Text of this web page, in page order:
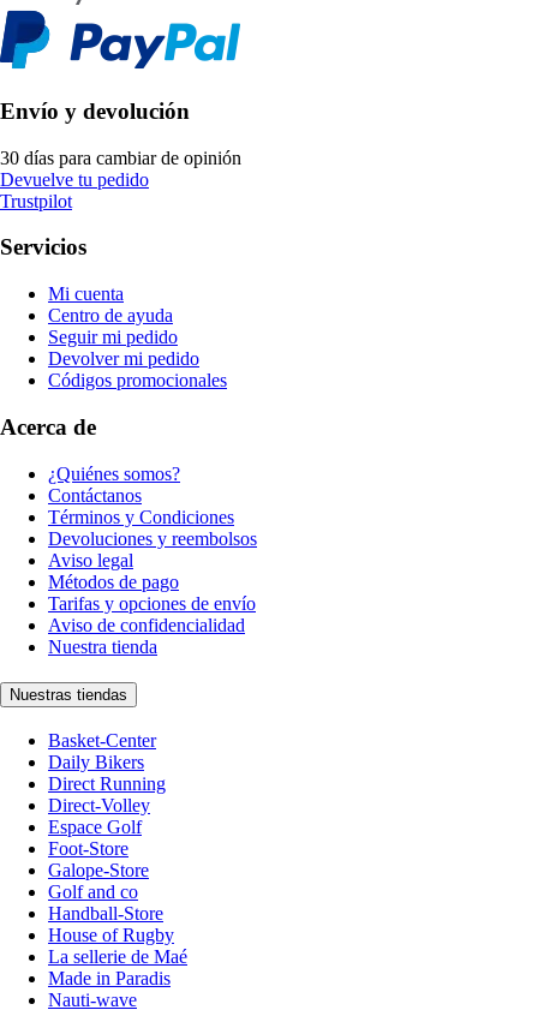
Envío y devolución
30 días para cambiar de opinión
Devuelve tu pedido
Trustpilot
Servicios
Mi cuenta
Centro de ayuda
Seguir mi pedido
Devolver mi pedido
Códigos promocionales
Acerca de
¿Quiénes somos?
Contáctanos
Términos y Condiciones
Devoluciones y reembolsos
Aviso legal
Métodos de pago
Tarifas y opciones de envío
Aviso de confidencialidad
Nuestra tienda
Nuestras tiendas
Basket-Center
Daily Bikers
Direct Running
Direct-Volley
Espace Golf
Foot-Store
Galope-Store
Golf and co
Handball-Store
House of Rugby
La sellerie de Maé
Made in Paradis
Nauti-wave